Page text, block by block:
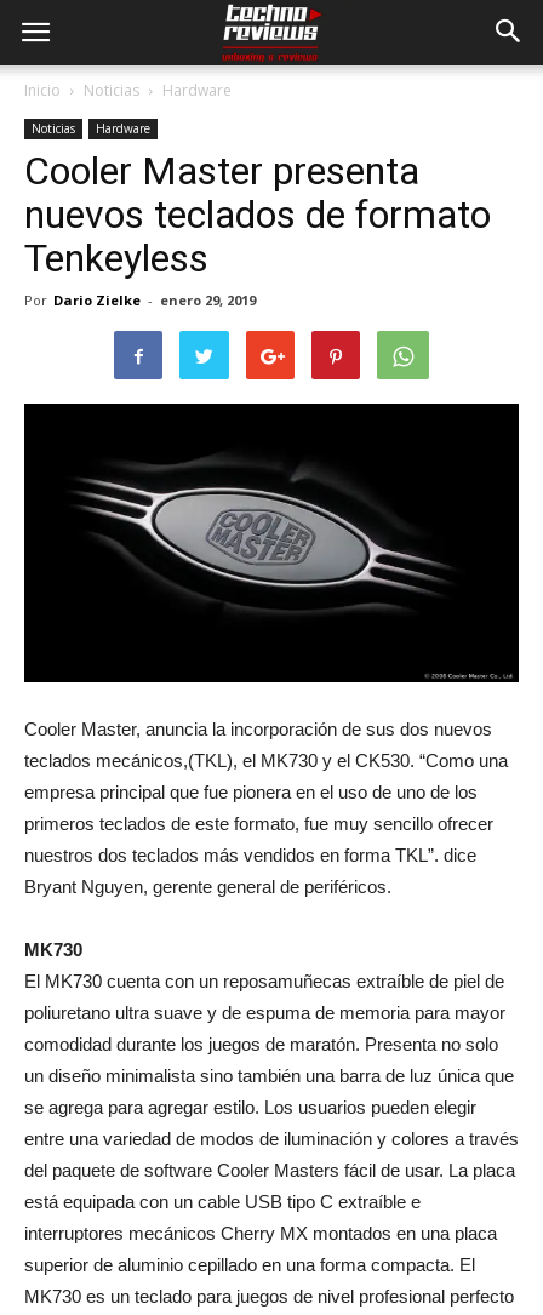
Inicio Noticias Hardware
Noticias Hardware
Cooler Master presenta
nuevos teclados de formato
Tenkeyless
Por Dario Zielke - enero 29, 2019
Cooler Master, anuncia la incorporación de sus dos nuevos
teclados mecánicos,(TKL), el MK730 y el CK530. “Como una
empresa principal que fue pionera en el uso de uno de los
primeros teclados de este formato, fue muy sencillo ofrecer
nuestros dos teclados más vendidos en forma TKL”. dice
Bryant Nguyen, gerente general de periféricos.
MK730
El MK730 cuenta con un reposamuñecas extraíble de piel de
poliuretano ultra suave y de espuma de memoria para mayor
comodidad durante los juegos de maratón. Presenta no solo
un diseño minimalista sino también una barra de luz única que
se agrega para agregar estilo. Los usuarios pueden elegir
entre una variedad de modos de iluminación y colores a través
del paquete de software Cooler Masters fácil de usar. La placa
está equipada con un cable USB tipo C extraíble e
interruptores mecánicos Cherry MX montados en una placa
superior de aluminio cepillado en una forma compacta. El
MK730 es un teclado para juegos de nivel profesional perfecto